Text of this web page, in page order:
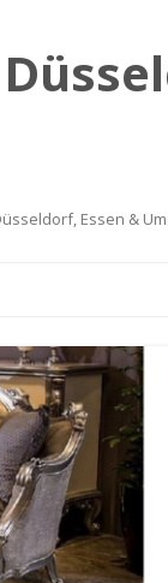
Essen &